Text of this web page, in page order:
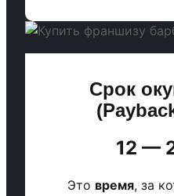
Срок
12 —
Это время, за